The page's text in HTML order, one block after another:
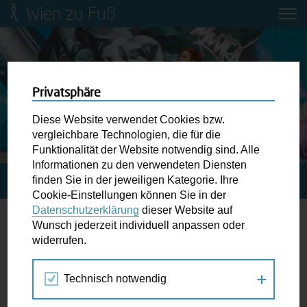
Wien zu Fuß
Mobilitätsbildung für Kinder und
Jugendliche
Ringstraße-Neugestaltung
Wiener Fußwegekarte
Newsletter abonnieren
Wunschbox
der Ampel ...
STARTSEITE SPAZIERGANG KALENDER
Frauenspaziergang
Apr Mai Jun
Privatsphäre
Diese Website verwendet Cookies bzw.
vergleichbare Technologien, die für die
Funktionalität der Website notwendig sind. Alle
Informationen zu den verwendeten Diensten
finden Sie in der jeweiligen Kategorie. Ihre
Cookie-Einstellungen können Sie in der
Datenschutzerklärung dieser Website auf
Wunsch jederzeit individuell anpassen oder
widerrufen.
Technisch notwendig